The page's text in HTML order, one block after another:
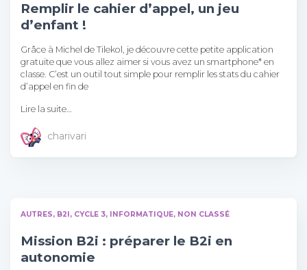
Remplir le cahier d’appel, un jeu
d’enfant !
Grâce à Michel de Tilekol, je découvre cette petite application
gratuite que vous allez aimer si vous avez un smartphone* en
classe. C’est un outil tout simple pour remplir les stats du cahier
d’appel en fin de
Lire la suite…
charivari
AUTRES B2I CYCLE 3 INFORMATIQUE NON CLASSÉ
Mission B2i : préparer le B2i en
autonomie